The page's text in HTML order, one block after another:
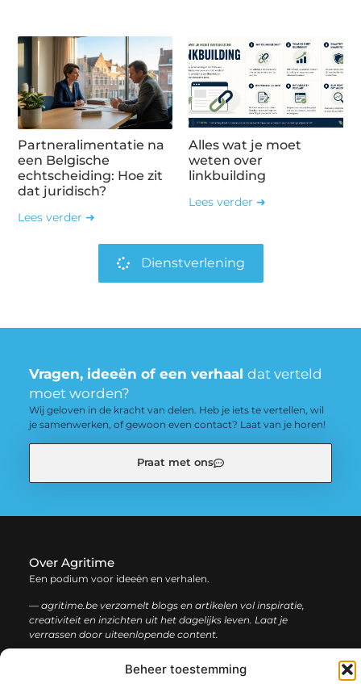
Beheer toestemming
Partneralimentatie na
een Belgische
echtscheiding: Hoe zit
dat juridisch?
Lees verder ➜
Alles wat je moet
weten over
linkbuilding
Lees verder ➜
Dienstverlening
Vragen, ideeën of een verhaal dat verteld
moet worden?
Wij geloven in de kracht van delen. Heb je iets te vertellen, wil
je samenwerken, of gewoon even contact? Laat van je horen!
Praat met ons
Over Agritime
Een podium voor ideeën en verhalen.
— agritime.be verzamelt blogs en artikelen vol inspiratie,
creativiteit en inzichten uit het dagelijks leven. Laat je
verrassen door uiteenlopende content.